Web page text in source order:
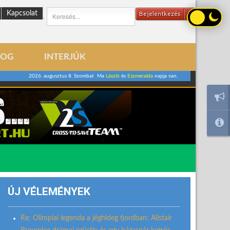
Bejelentkezés
Kapcsolat
INTERJÚK
2026. augusztus 8. Szombat Ma Lászlóés Eszmeraldanapja van.
ÚJ VÉLEMÉNYEK
Re: Olimpiai legenda a jéghideg fjordban: Alistair